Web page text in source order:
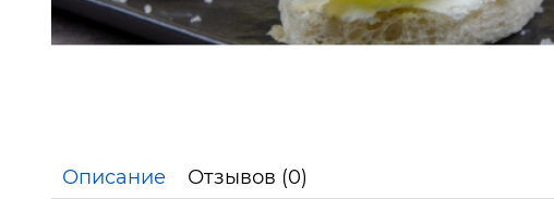
Описание Отзывов (0)